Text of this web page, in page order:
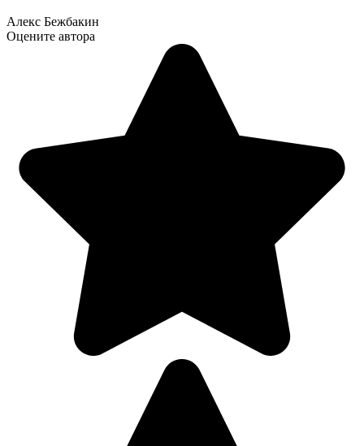
Алекс Бежбакин
Оцените автора